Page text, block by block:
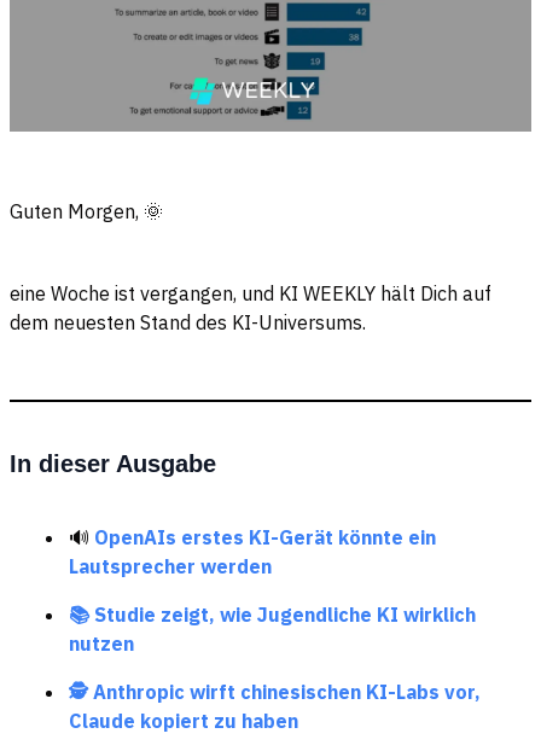
Guten Morgen, 🌞
eine Woche ist vergangen, und KI WEEKLY hält Dich auf
dem neuesten Stand des KI-Universums.
In dieser Ausgabe
🔊 OpenAIs erstes KI-Gerät könnte ein
Lautsprecher werden
📚 Studie zeigt, wie Jugendliche KI wirklich
nutzen
🕵️ Anthropic wirft chinesischen KI-Labs vor,
Claude kopiert zu haben